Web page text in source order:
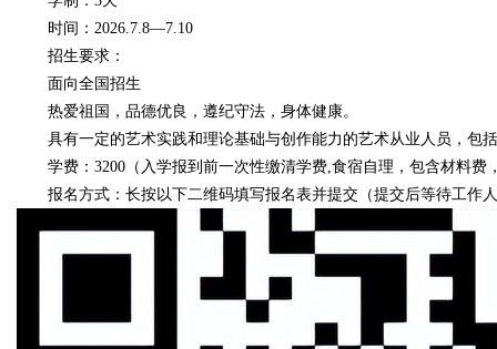
时间：2026.7.8—7.10
招生要求：
面向全国招生
热爱祖国，品德优良，遵纪守法，身体健康。
具有一定的艺术实践和理论基础与创作能力的艺术从业人员，包
学费：3200（入学报到前一次性缴清学费,食宿自理，包含材料费
报名方式：长按以下二维码填写报名表并提交（提交后等待工作